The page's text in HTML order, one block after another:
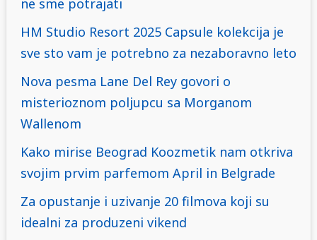
HM Studio Resort 2025 Capsule kolekcija je
sve sto vam je potrebno za nezaboravno leto
Nova pesma Lane Del Rey govori o
misterioznom poljupcu sa Morganom
Wallenom
Kako mirise Beograd Koozmetik nam otkriva
svojim prvim parfemom April in Belgrade
Za opustanje i uzivanje 20 filmova koji su
idealni za produzeni vikend